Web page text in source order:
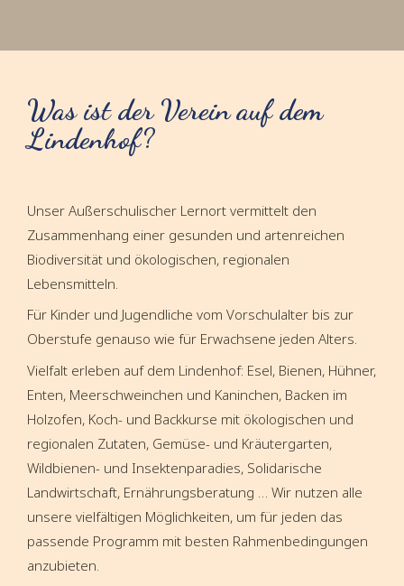
Was ist der Verein auf dem
Lindenhof?
Unser Außerschulischer Lernort vermittelt den
Zusammenhang einer gesunden und artenreichen
Biodiversität und ökologischen, regionalen
Lebensmitteln.
Für Kinder und Jugendliche vom Vorschulalter bis zur
Oberstufe genauso wie für Erwachsene jeden Alters.
Vielfalt erleben auf dem Lindenhof: Esel, Bienen, Hühner,
Enten, Meerschweinchen und Kaninchen, Backen im
Holzofen, Koch- und Backkurse mit ökologischen und
regionalen Zutaten, Gemüse- und Kräutergarten,
Wildbienen- und Insektenparadies, Solidarische
Landwirtschaft, Ernährungsberatung … Wir nutzen alle
unsere vielfältigen Möglichkeiten, um für jeden das
passende Programm mit besten Rahmenbedingungen
anzubieten.